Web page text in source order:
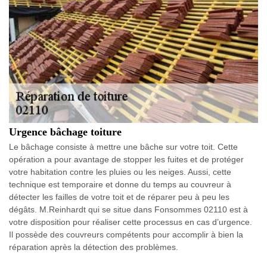
Urgence bâchage toiture
Le bâchage consiste à mettre une bâche sur votre toit. Cette
opération a pour avantage de stopper les fuites et de protéger
votre habitation contre les pluies ou les neiges. Aussi, cette
technique est temporaire et donne du temps au couvreur à
détecter les failles de votre toit et de réparer peu à peu les
dégâts. M.Reinhardt qui se situe dans Fonsommes 02110 est à
votre disposition pour réaliser cette processus en cas d’urgence.
Il possède des couvreurs compétents pour accomplir à bien la
réparation après la détection des problèmes.